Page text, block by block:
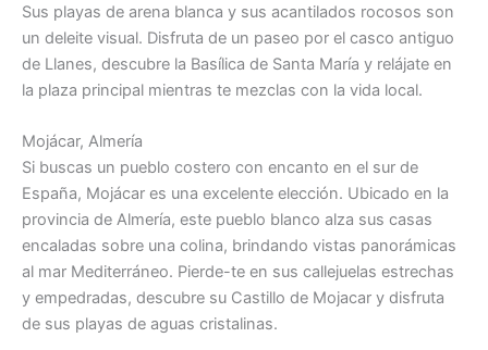
Sus playas de arena blanca y sus acantilados rocosos son
un deleite visual. Disfruta de un paseo por el casco antiguo
de Llanes, descubre la Basílica de Santa María y relájate en
la plaza principal mientras te mezclas con la vida local.
Mojácar, Almería
Si buscas un pueblo costero con encanto en el sur de
España, Mojácar es una excelente elección. Ubicado en la
provincia de Almería, este pueblo blanco alza sus casas
encaladas sobre una colina, brindando vistas panorámicas
al mar Mediterráneo. Pierde-te en sus callejuelas estrechas
y empedradas, descubre su Castillo de Mojacar y disfruta
de sus playas de aguas cristalinas.